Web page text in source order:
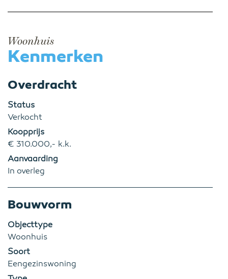
Woonhuis
Kenmerken
Overdracht
Status
Verkocht
Koopprijs
€ 310.000,- k.k.
Aanvaarding
In overleg
Bouwvorm
Objecttype
Woonhuis
Soort
Eengezinswoning